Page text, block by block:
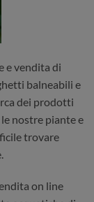
e vendita di
balneabili e
dei prodotti
nostre piante e
trovare
on line